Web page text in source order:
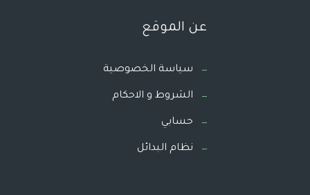
عن الموقع
سياسة الخصوصية
الشروط و الاحكام
حسابي
نظام البدائل